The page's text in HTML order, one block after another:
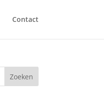
Contact